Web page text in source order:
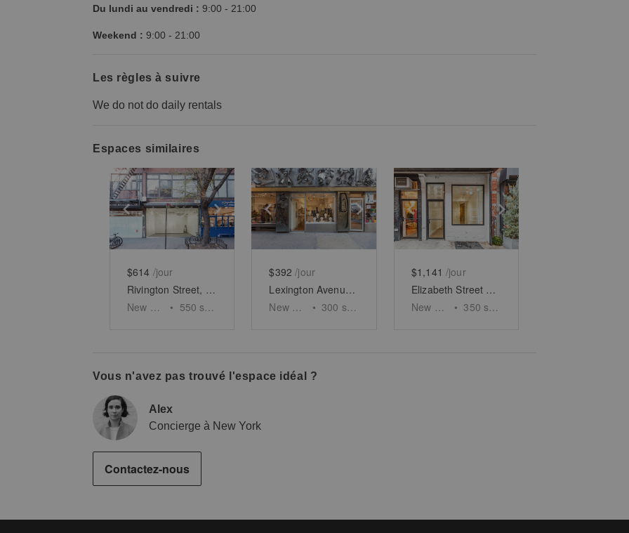
Du lundi au vendredi : 9:00 - 21:00
Weekend : 9:00 - 21:00
Les règles à suivre
We do not do daily rentals
Espaces similaires
Show previous slideShow next slide
$614 /jour
Rivington Street, Lower East Side - Contemporary Pop Up Space
New York
• 550 sq ft
Show previous slideShow next slide
$392 /jour
Lexington Avenue – Roger Smith Hotel RSPOP+ Boutique
New York
• 300 sq ft
Show previous slideShow next slide
$1,141 /jour
Elizabeth Street – The White Boutique
New York
• 350 sq ft
Vous n'avez pas trouvé l'espace idéal ?
Alex
Concierge à New York
Contactez-nous